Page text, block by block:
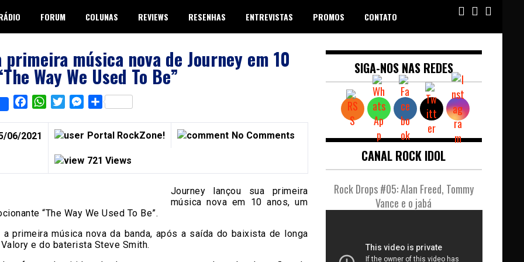
FORUM COLUNAS REVIEWS RESENHAS ENTREVISTAS PROMOS CONTATO
primeira música nova de Journey em 10
Way We Used To Be”
FacebookWhatsAppTwitterMessenger
Share
06/2021 Portal RockZone! No Comments
721 Views
Journey lançou sua primeira
música nova em 10 anos, um
“The Way We Used To Be”.
primeira música nova da banda, após a saída do baixista de longa
e do baterista Steve Smith.
SIGA-NOS NAS REDES
CANAL ROCK IDOL
Rock Drops #05: Alan Freed, Tommy
Vance e o jabá